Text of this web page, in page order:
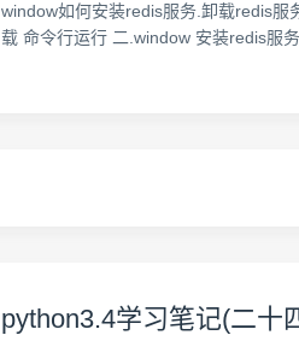
window如何安装redis服务.卸载redis
载 命令行运行 二.window 安装redis服
python3.4学习笔记(二十